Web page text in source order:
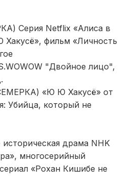
Серия Netflix «Алиса в
фильм «Личность
"Двойное лицо",
«Ю Ю Хакусё» от
Убийца, который не
историческая драма NHK
многосерийный
«Рохан Кишибе не